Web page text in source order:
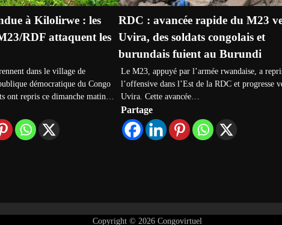
à Kilolirwe : les
RDF attaquent les
dans le village de
démocratique du Congo
ont repris ce dimanche matin…
RDC : avancée rapide du M23
Uvira, des soldats congolais et
burundais fuient au Burundi
Le M23, appuyé par l’armée rwandaise, a
l’offensive dans l’Est de la RDC et progresse
Uvira. Cette avancée…
Partage
Copyright © 2026 Congovirtuel